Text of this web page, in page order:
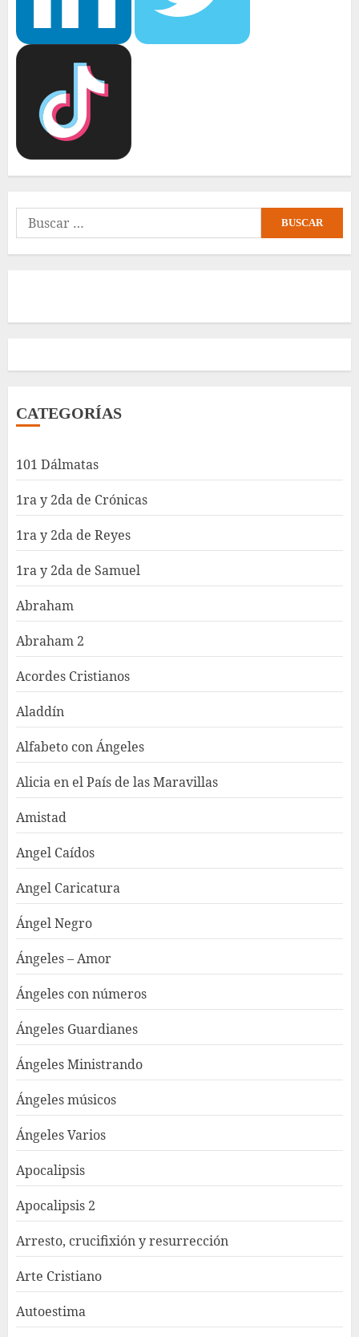
Buscar:
CATEGORÍAS
101 Dálmatas
1ra y 2da de Crónicas
1ra y 2da de Reyes
1ra y 2da de Samuel
Abraham
Abraham 2
Acordes Cristianos
Aladdín
Alfabeto con Ángeles
Alicia en el País de las Maravillas
Amistad
Angel Caídos
Angel Caricatura
Ángel Negro
Ángeles – Amor
Ángeles con números
Ángeles Guardianes
Ángeles Ministrando
Ángeles músicos
Ángeles Varios
Apocalipsis
Apocalipsis 2
Arresto, crucifixión y resurrección
Arte Cristiano
Autoestima